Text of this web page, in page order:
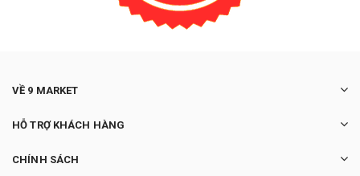
VỀ 9 MARKET
HỖ TRỢ KHÁCH HÀNG
CHÍNH SÁCH